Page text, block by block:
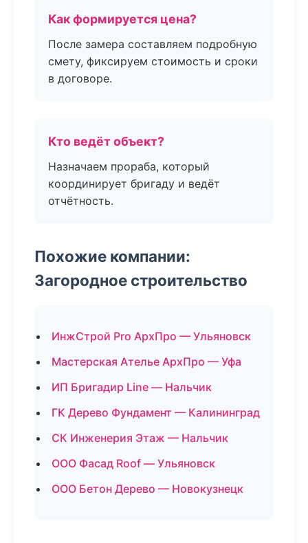
Как формируется цена?
После замера составляем подробную
смету, фиксируем стоимость и сроки
в договоре.
Кто ведёт объект?
Назначаем прораба, который
координирует бригаду и ведёт
отчётность.
Похожие компании:
Загородное строительство
ИнжСтрой Pro АрхПро — Ульяновск
Мастерская Ателье АрхПро — Уфа
ИП Бригадир Line — Нальчик
ГК Дерево Фундамент — Калининград
СК Инженерия Этаж — Нальчик
ООО Фасад Roof — Ульяновск
ООО Бетон Дерево — Новокузнецк